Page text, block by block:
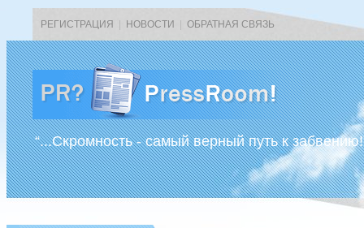
РЕГИСТРАЦИЯ НОВОСТИ ОБРАТНАЯ СВЯЗЬ
“...Скромность - самый верный путь к